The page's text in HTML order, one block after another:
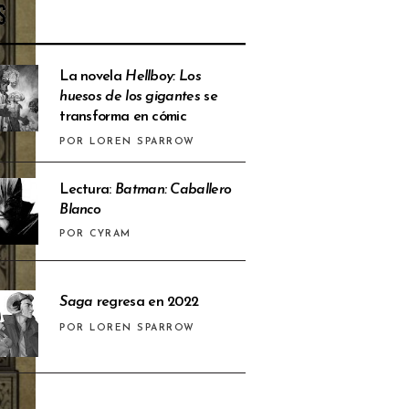
La novela Hellboy: Los
huesos de los gigantesse
transforma en cómic
POR LOREN SPARROW
Lectura: Batman: Caballero
Blanco
POR CYRAM
Saga regresa en 2022
POR LOREN SPARROW